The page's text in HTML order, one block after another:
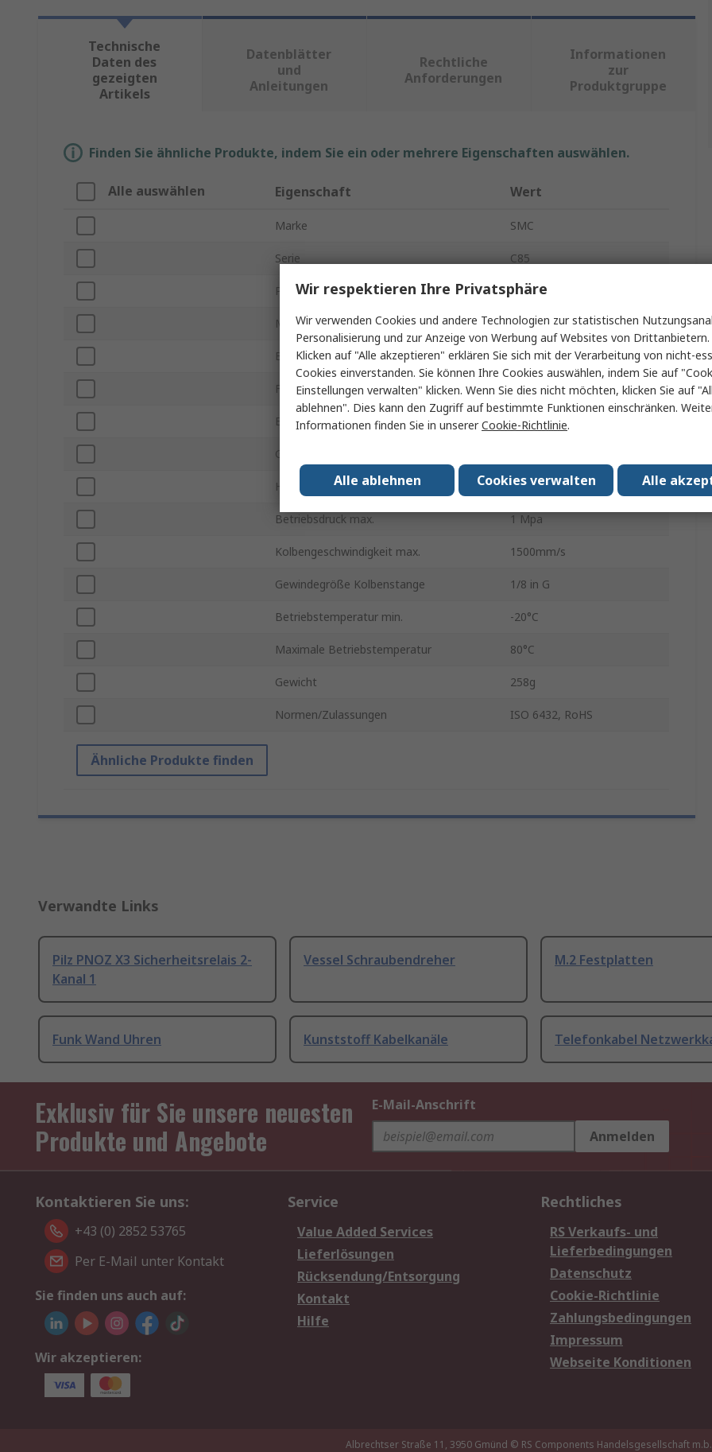
Technische
Daten des
gezeigten
Artikels
Datenblätter
und
Anleitungen
Rechtliche
Anforderungen
Informationen
zur
Produktgruppe
Finden Sie ähnliche Produkte, indem Sie ein oder mehrere Eigenschaften auswählen.
Alle auswählen Eigenschaft Wert
Marke SMC
Serie C85
Produkt Typ Pneumatikzylinder
Modellnummer C85N25-20
Bohrungsdurchmesser 25mm
Funktion Doppeltwirkend
Endlagendämpfung Luftdämpfer, Gummi
Gehäusematerial
Hublänge 20mm
Betriebsdruck max. 1 Mpa
Kolbengeschwindigkeit max. 1500mm/s
Gewindegröße Kolbenstange 1/8 in G
Betriebstemperatur min. -20°C
Maximale Betriebstemperatur 80°C
Gewicht 258g
Normen/Zulassungen ISO 6432, RoHS
Ähnliche Produkte finden
Verwandte Links
Pilz PNOZ X3 Sicherheitsrelais 2-
Kanal 1
Vessel Schraubendreher M.2 Festplatten
Funk Wand Uhren Kunststoff Kabelkanäle Telefonkabel
Exklusiv für Sie unsere neuesten
Produkte und Angebote
E-Mail-Anschrift
Anmelden
Kontaktieren Sie uns:
+43 (0) 2852 53765
Per E-Mail unter Kontakt
Sie finden uns auch auf:
Wir akzeptieren:
Service
Value Added Services
Lieferlösungen
Rücksendung/Entsorgung
Kontakt
Hilfe
Rechtliches
RS Verkaufs- und
Lieferbedingungen
Datenschutz
Cookie-Richtlinie
Zahlungsbedingungen
Impressum
Webseite Konditionen
Albrechtser Straße 11, 3950 Gmünd © RS Components Handelsgesellschaft
Wir respektieren Ihre Privatsphäre
Wir verwenden Cookies und andere Technologien zur statistischen
Personalisierung und zur Anzeige von Werbung auf Websites von
Klicken auf "Alle akzeptieren" erklären Sie sich mit der Verarbeitung von nicht-
Cookies einverstanden. Sie können Ihre Cookies auswählen, indem Sie auf
Einstellungen verwalten" klicken. Wenn Sie dies nicht möchten, klicken Sie auf
ablehnen". Dies kann den Zugriff auf bestimmte Funktionen einschränken.
Informationen finden Sie in unsererCookie-Richtlinie.
Alle
Cookies verwalten
Alle ablehnen